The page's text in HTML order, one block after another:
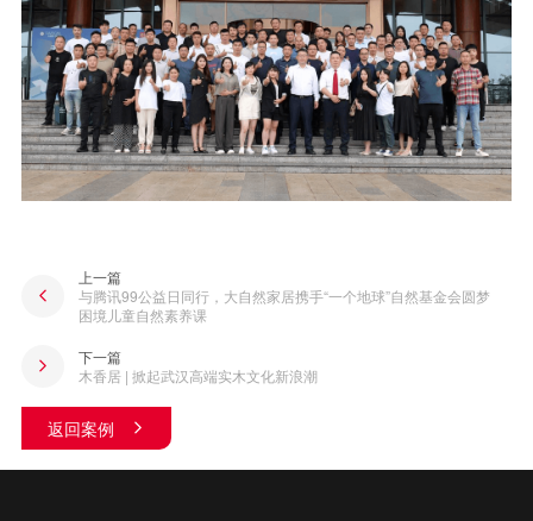
上一篇
与腾讯99公益日同行，大自然家居携手“一个地球”自然基金会圆梦
困境儿童自然素养课
返回案例
下一篇
木香居 | 掀起武汉高端实木文化新浪潮